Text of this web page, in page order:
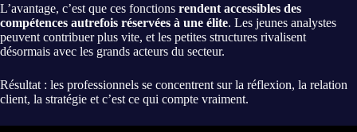
L’avantage, c’est que ces fonctions rendent accessibles des
compétences autrefois réservées à une élite. Les jeunes analystes
peuvent contribuer plus vite, et les petites structures rivalisent
désormais avec les grands acteurs du secteur.
Résultat : les professionnels se concentrent sur la réflexion, la relation
client, la stratégie et c’est ce qui compte vraiment.